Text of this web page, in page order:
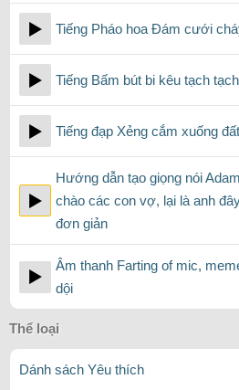
Tiếng Pháo hoa Đám cưới
Tiếng Bấm bút bi kêu tạch tạch
Tiếng đạp Xẻng cắm xuống
Hướng dẫn tạo giọng nói
chào các con vợ, lại là anh
đơn giản
Âm thanh Farting of mic,
dội
Thể loại
Dánh sách Yêu thích